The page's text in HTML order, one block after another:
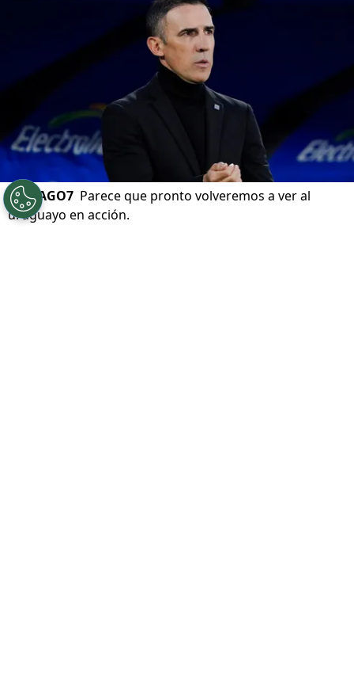
©IMAGO7 Parece que pronto volveremos a ver al
uruguayo en acción.